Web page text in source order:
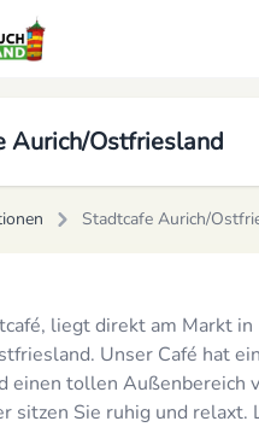
Aurich/Ostfriesland
Stadtcafe Aurich/
liegt direkt am Markt in
Unser Café hat
einen tollen Außenbereich
sitzen Sie ruhig und relaxt.